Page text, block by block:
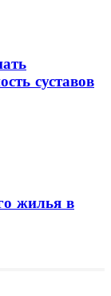
суставов
жилья в